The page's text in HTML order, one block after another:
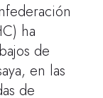
ha
de
en las
de